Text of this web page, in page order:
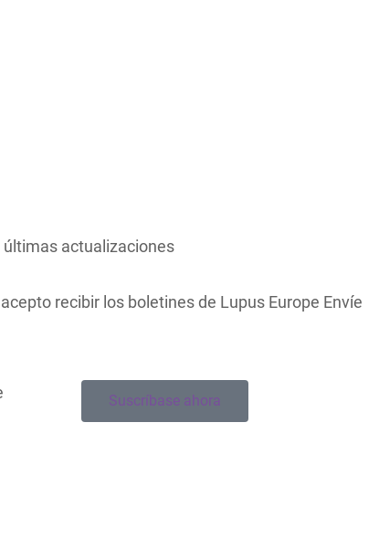
actualizaciones
recibir los boletines de Lupus Europe Envíe
Suscríbase ahora